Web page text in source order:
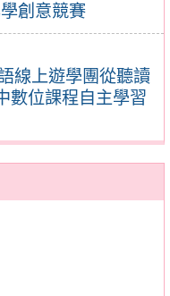
創意競賽
線上遊學團從聽讀
數位課程自主學習